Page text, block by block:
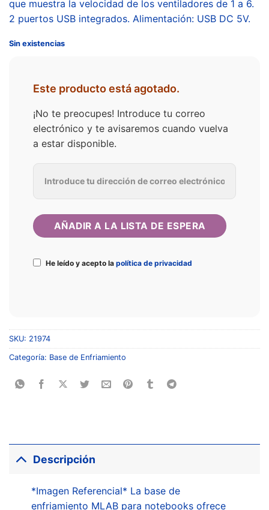
que muestra la velocidad de los ventiladores de 1 a 6.
2 puertos USB integrados. Alimentación: USB DC 5V.
Sin existencias
Este producto está agotado.
¡No te preocupes! Introduce tu correo
electrónico y te avisaremos cuando vuelva
a estar disponible.
He leído y acepto la política de privacidad
SKU: 21974
Categoría: Base de Enfriamiento
Descripción
*Imagen Referencial* La base de
enfriamiento MLAB para notebooks ofrece